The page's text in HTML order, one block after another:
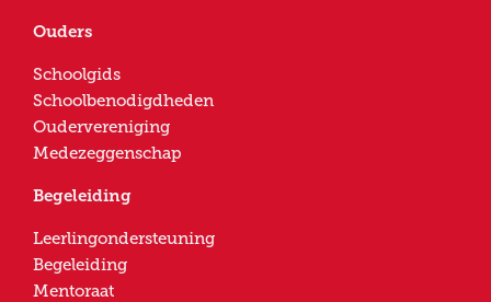
Ouders
Schoolgids
Schoolbenodigdheden
Oudervereniging
Medezeggenschap
Begeleiding
Leerlingondersteuning
Begeleiding
Mentoraat